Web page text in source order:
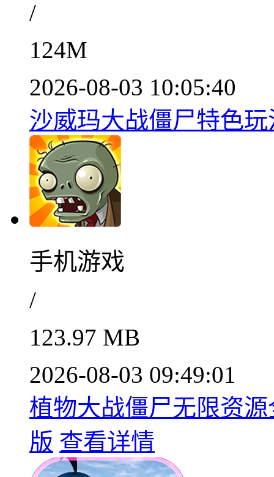
/
124M
2026-08-03 10:05:40
沙威玛大战僵尸特色
手机游戏
/
123.97 MB
2026-08-03 09:49:01
植物大战僵尸无限资
版 查看详情